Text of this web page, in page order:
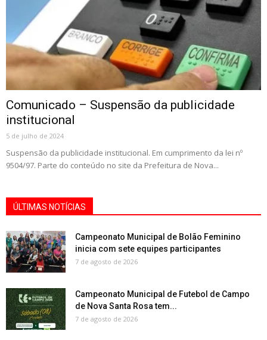
Comunicado – Suspensão da publicidade
institucional
5 de julho de 2024
Suspensão da publicidade institucional. Em cumprimento da lei nº
9504/97. Parte do conteúdo no site da Prefeitura de Nova...
ÚLTIMAS NOTÍCIAS
Campeonato Municipal de Bolão Feminino
inicia com sete equipes participantes
7 de agosto de 2026
Campeonato Municipal de Futebol de Campo
de Nova Santa Rosa tem...
7 de agosto de 2026